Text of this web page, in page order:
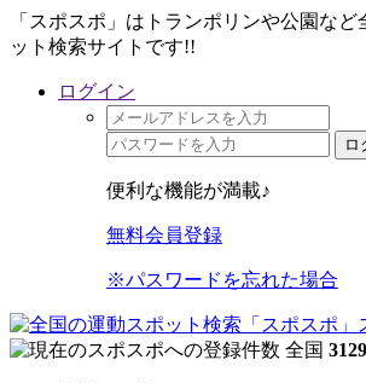
「スポスポ」はトランポリンや公園な
ット検索サイトです!!
ログイン
ロ
便利な機能が満載♪
無料会員登録
※パスワードを忘れた場合
全国 3129